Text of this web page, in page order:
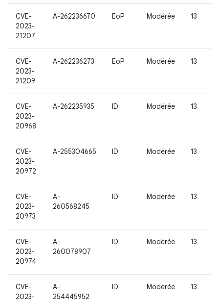
CVE-
2023-
21207
A-262236670 EoP Modérée 13
CVE-
2023-
21209
A-262236273 EoP Modérée 13
CVE-
2023-
20968
A-262235935 ID Modérée 13
CVE-
2023-
20972
A-255304665 ID Modérée 13
CVE-
2023-
20973
A-
260568245
ID Modérée 13
CVE-
2023-
20974
A-
260078907
ID Modérée 13
CVE-
2023-
A-
254445952
ID Modérée 13